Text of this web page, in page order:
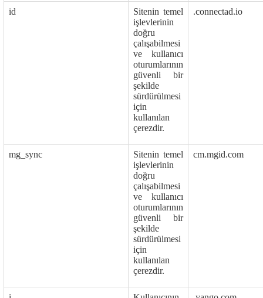
id
Sitenin temel
işlevlerinin
doğru
çalışabilmesi
ve kullanıcı
oturumlarının
güvenli bir
şekilde
sürdürülmesi
için
kullanılan
çerezdir.
.connectad.io
mg_sync
Sitenin temel
işlevlerinin
doğru
çalışabilmesi
ve kullanıcı
oturumlarının
güvenli bir
şekilde
sürdürülmesi
için
kullanılan
çerezdir.
cm.mgid.com